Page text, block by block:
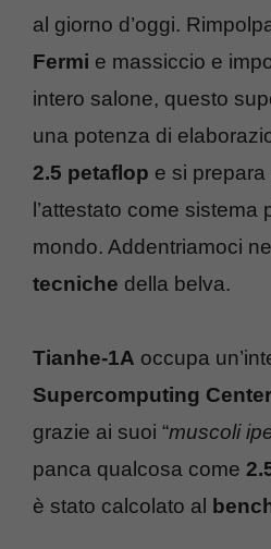
al giorno d’oggi.
Fermi e massiccio e
intero salone, questo
una potenza di
2.5 petaflop e si
l’attestato come sistema
mondo. Addentriamoci
tecniche della belva.
Tianhe-1A occupa
Supercomputing
grazie ai suoi “muscoli
panca qualcosa come
è stato calcolato al